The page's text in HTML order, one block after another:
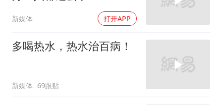
新媒体 打开APP
多喝热水，热水治百病！
新媒体 69跟贴